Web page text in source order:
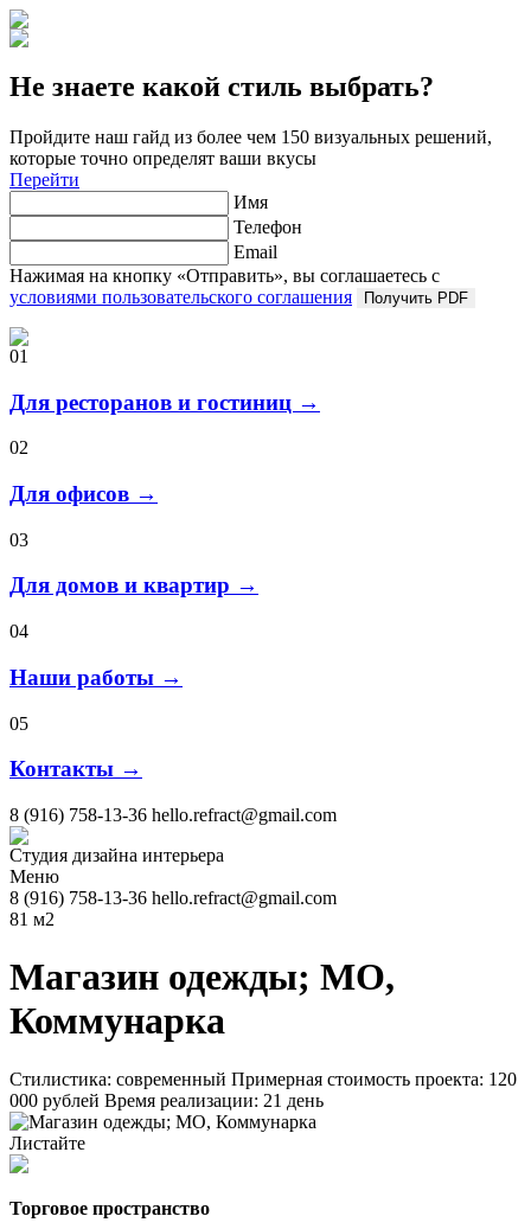
Не знаете какой стиль выбрать?
Пройдите наш гайд из более чем 150 визуальных решений,
которые точно определят ваши вкусы
Перейти
Имя
Телефон
Email
Нажимая на кнопку «Отправить», вы соглашаетесь с
условиями пользовательского соглашения
Получить PDF
01
Для ресторанов и гостиниц →
02
Для офисов →
03
Для домов и квартир →
04
Наши работы →
05
Контакты →
8 (916) 758-13-36 hello.refract@gmail.com
Студия дизайна интерьера
Меню
8 (916) 758-13-36 hello.refract@gmail.com
81 м2
Магазин одежды; МО,
Коммунарка
Стилистика: современный Примерная стоимость проекта: 120
000 рублей Время реализации: 21 день
Листайте
Торговое пространство